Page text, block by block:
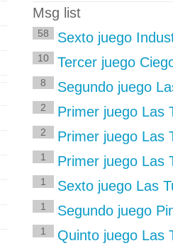
Msg list
58 Sexto juego
10 Tercer juego
8 Segundo juego
2 Primer juego Las
2 Primer juego Las
1 Primer juego Las
1 Sexto juego Las
1 Segundo juego
1 Quinto juego Las